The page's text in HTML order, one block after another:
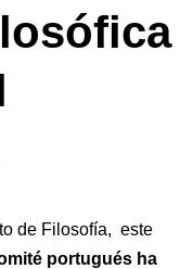
de Filosofía, este
portugués ha